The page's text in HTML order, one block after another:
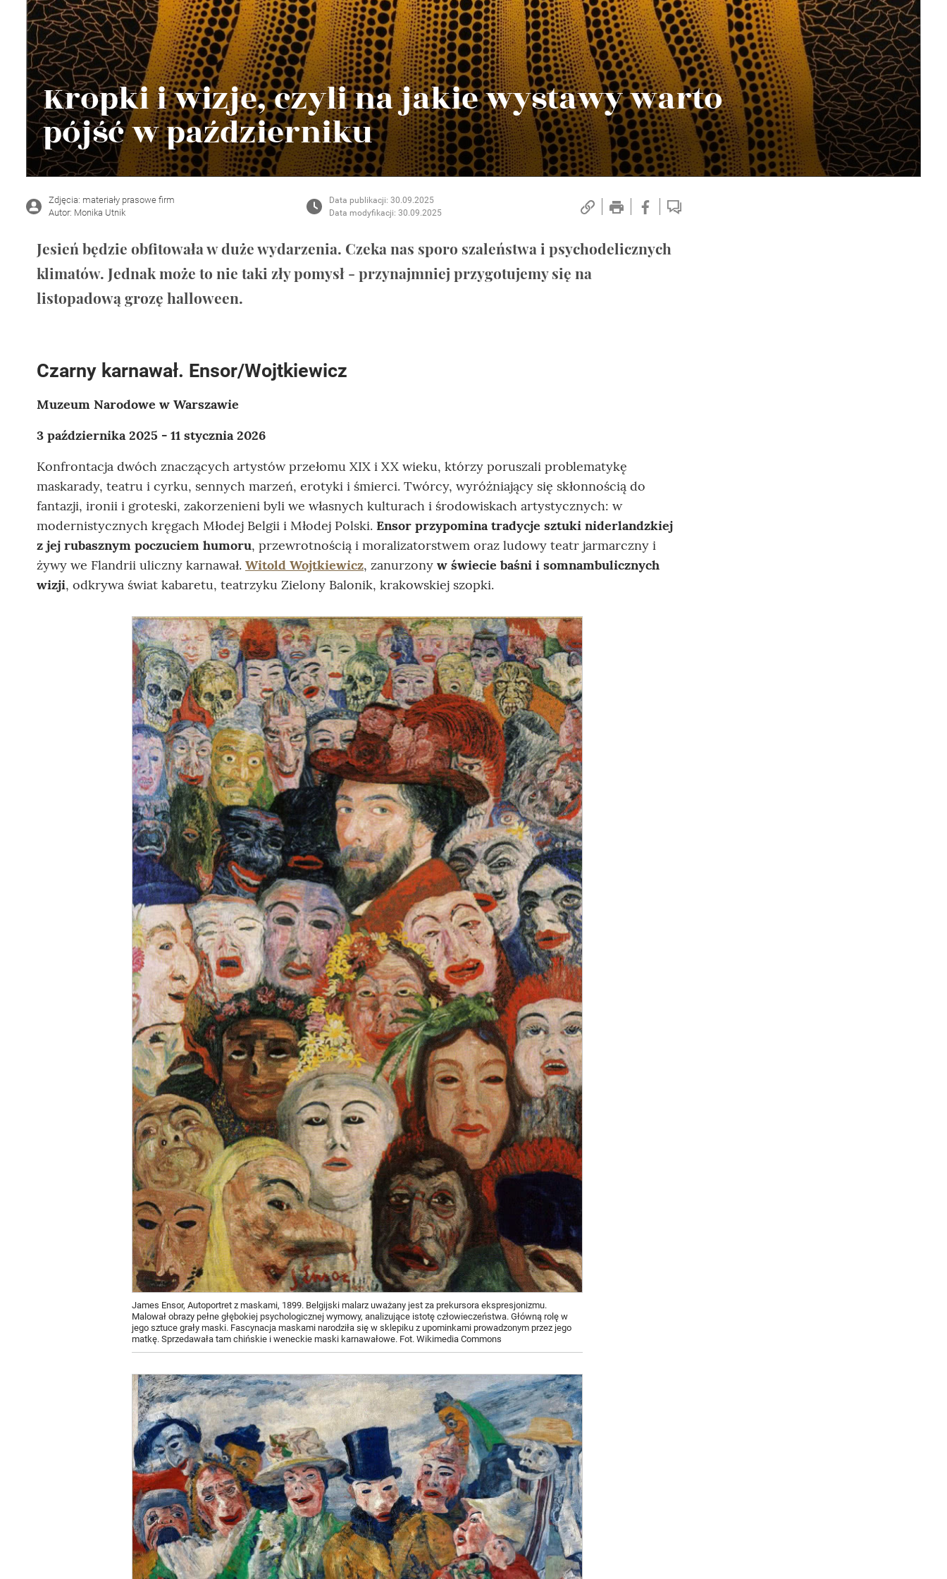
Wellnes
DIY
Kropki i wizje, czyli na jakie wystawy warto
pójść w październiku
Zdjęcia: materiały prasowe firm
Autor: Monika Utnik
Data publikacji: 30.09.2025
Data modyfikacji: 30.09.2025
Jesień będzie obfitowała w duże wydarzenia. Czeka nas sporo szaleństwa i psychodelicznych
klimatów. Jednak może to nie taki zły pomysł - przynajmniej przygotujemy się na
listopadową grozę halloween.
Czarny karnawał. Ensor/Wojtkiewicz
Muzeum Narodowe w Warszawie
3 października 2025 - 11 stycznia 2026
Konfrontacja dwóch znaczących artystów przełomu XIX i XX wieku, którzy poruszali problematykę
maskarady, teatru i cyrku, sennych marzeń, erotyki i śmierci. Twórcy, wyróżniający się skłonnością do
fantazji, ironii i groteski, zakorzenieni byli we własnych kulturach i środowiskach artystycznych: w
modernistycznych kręgach Młodej Belgii i Młodej Polski. Ensor przypomina tradycje sztuki niderlandzkiej
z jej rubasznym poczuciem humoru, przewrotnością i moralizatorstwem oraz ludowy teatr jarmarczny i
żywy we Flandrii uliczny karnawał. Witold Wojtkiewicz, zanurzony w świecie baśni i somnambulicznych
wizji, odkrywa świat kabaretu, teatrzyku Zielony Balonik, krakowskiej szopki.
James Ensor, Autoportret z maskami, 1899. Belgijski malarz uważany jest za prekursora ekspresjonizmu.
Malował obrazy pełne głębokiej psychologicznej wymowy, analizujące istotę człowieczeństwa. Główną rolę w
jego sztuce grały maski. Fascynacja maskami narodziła się w sklepiku z upominkami prowadzonym przez jego
matkę. Sprzedawała tam chińskie i weneckie maski karnawałowe. Fot. Wikimedia Commons